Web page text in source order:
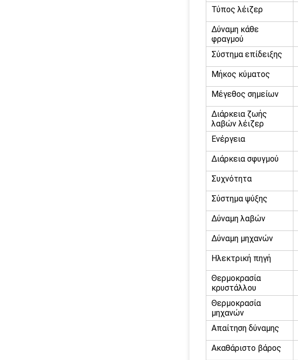
Τύπος λέιζερ
Δύναμη κάθε
φραγμού
Σύστημα επίδειξης
Μήκος κύματος
Μέγεθος σημείων
Διάρκεια ζωής
λαβών λέιζερ
Ενέργεια
Διάρκεια σφυγμού
Συχνότητα
Σύστημα ψύξης
Δύναμη λαβών
Δύναμη μηχανών
Ηλεκτρική πηγή
Θερμοκρασία
κρυστάλλου
Θερμοκρασία
μηχανών
Απαίτηση δύναμης
Ακαθάριστο βάρος